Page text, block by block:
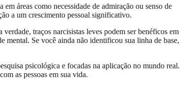
áreas como necessidade de admiração ou senso de
a um crescimento pessoal significativo.
traços narcisistas leves podem ser benéficos em
mental. Se você ainda não identificou sua linha de base,
psicológica e focadas na aplicação no mundo real.
as pessoas em sua vida.